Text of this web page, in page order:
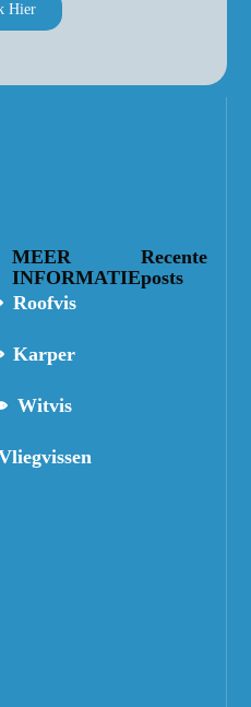
Hier
MEER
INFORMATIE
Roofvis
Karper
Witvis
Recente
posts